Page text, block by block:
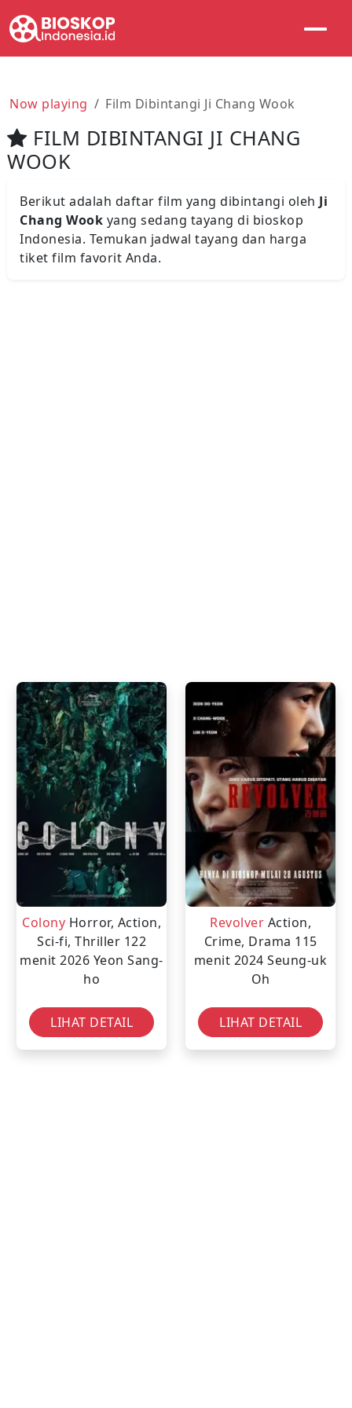
Now playing Film Dibintangi Ji Chang Wook
FILM DIBINTANGI JI CHANG
WOOK
Berikut adalah daftar film yang dibintangi oleh Ji
Chang Wook yang sedang tayang di bioskop
Indonesia. Temukan jadwal tayang dan harga
tiket film favorit Anda.
Colony Horror, Action,
Sci-fi, Thriller 122
menit 2026 Yeon Sang-
ho
LIHAT DETAIL
Revolver Action,
Crime, Drama 115
menit 2024 Seung-uk
Oh
LIHAT DETAIL